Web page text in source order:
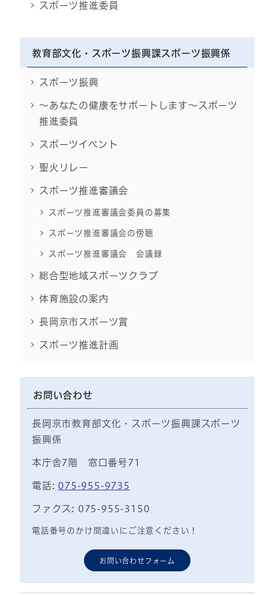
スポーツ推進委員
教育部文化・スポーツ振興課スポーツ振興係
スポーツ振興
～あなたの健康をサポートします～スポーツ
推進委員
スポーツイベント
聖火リレー
スポーツ推進審議会
スポーツ推進審議会委員の募集
スポーツ推進審議会の傍聴
スポーツ推進審議会 会議録
総合型地域スポーツクラブ
体育施設の案内
長岡京市スポーツ賞
スポーツ推進計画
お問い合わせ
長岡京市教育部文化・スポーツ振興課スポーツ
振興係
本庁舎7階 窓口番号71
電話: 075-955-9735
ファクス: 075-955-3150
電話番号のかけ間違いにご注意ください！
お問い合わせフォーム